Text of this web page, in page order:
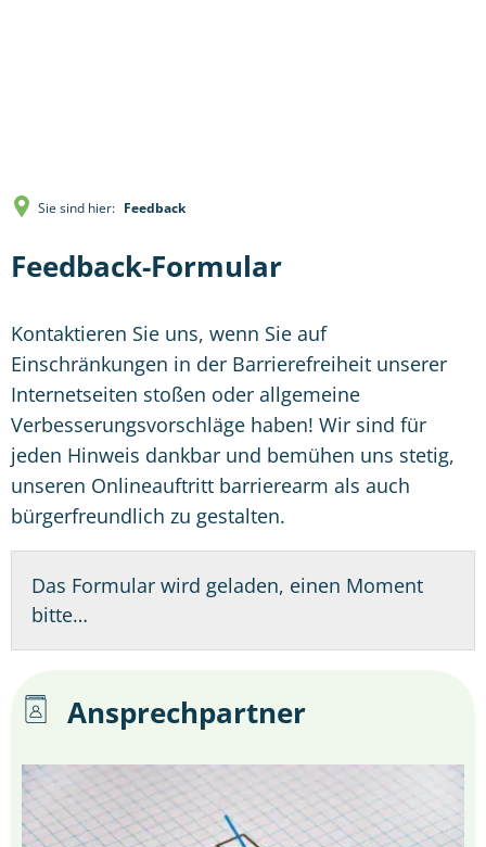
Sie sind hier: Feedback
Feedback-Formular
Kontaktieren Sie uns, wenn Sie auf
Einschränkungen in der Barrierefreiheit unserer
Internetseiten stoßen oder allgemeine
Verbesserungsvorschläge haben! Wir sind für
jeden Hinweis dankbar und bemühen uns stetig,
unseren Onlineauftritt barrierearm als auch
bürgerfreundlich zu gestalten.
Das Formular wird geladen, einen Moment
bitte…
Ansprechpartner